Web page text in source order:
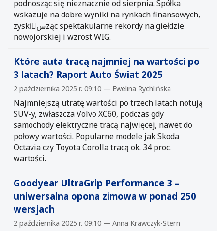
podnosząc się nieznacznie od sierpnia. Spółka
wskazuje na dobre wyniki na rynkach finansowych,
zyskiَسząc spektakularne rekordy na giełdzie
nowojorskiej i wzrost WIG.
Które auta tracą najmniej na wartości po
3 latach? Raport Auto Świat 2025
2 października 2025 r. 09:10 — Ewelina Rychlińska
Najmniejszą utratę wartości po trzech latach notują
SUV-y, zwłaszcza Volvo XC60, podczas gdy
samochody elektryczne tracą najwięcej, nawet do
połowy wartości. Popularne modele jak Skoda
Octavia czy Toyota Corolla tracą ok. 34 proc.
wartości.
Goodyear UltraGrip Performance 3 –
uniwersalna opona zimowa w ponad 250
wersjach
2 października 2025 r. 09:10 — Anna Krawczyk-Stern